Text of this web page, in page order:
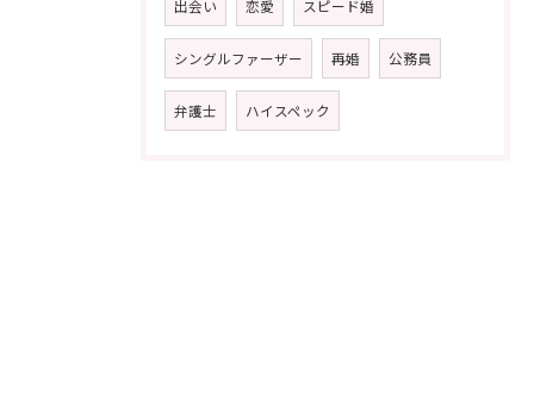
出会い 恋愛 スピード婚
シングルファーザー 再婚 公務員
弁護士 ハイスペック